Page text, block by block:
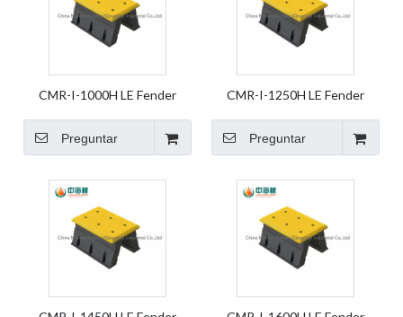
CMR-I-1000H LE Fender
Pierna Goma Fender Element
Fender
Preguntar
CMR-I-1250H LE Fender
Pierna Goma Fender Element
Fender
Preguntar